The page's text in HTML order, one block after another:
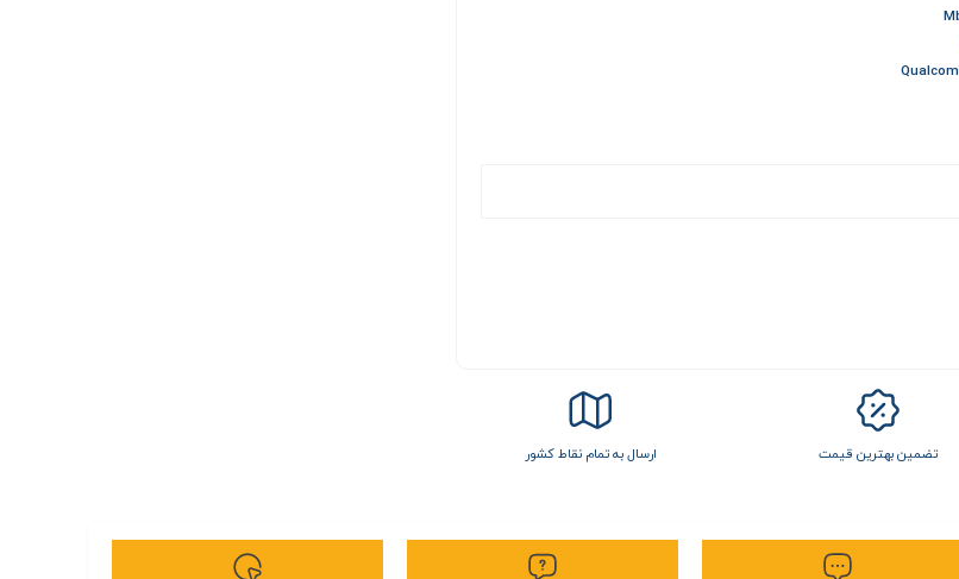
تضمین بهترین قیمت ارسال به تمام نقاط کشور